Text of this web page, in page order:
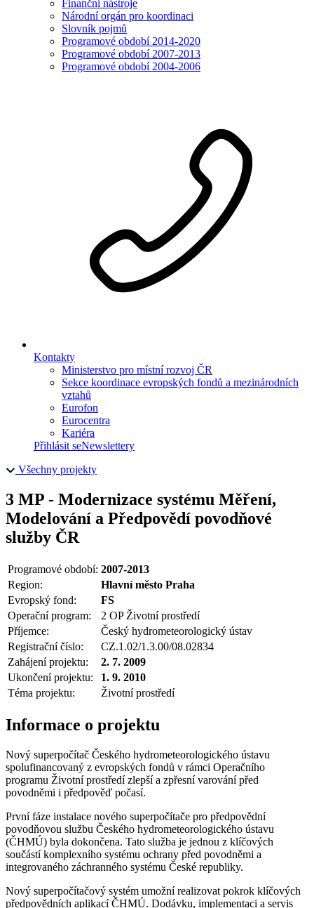
Finanční nástroje
Národní orgán pro koordinaci
Slovník pojmů
Programové období 2014-2020
Programové období 2007-2013
Programové období 2004-2006
Kontakty
Ministerstvo pro místní rozvoj ČR
Sekce koordinace evropských fondů a mezinárodních
vztahů
Eurofon
Eurocentra
Kariéra
Přihlásit seNewslettery
Všechny projekty
3 MP - Modernizace systému Měření,
Modelování a Předpovědí povodňové
služby ČR
Programové období: 2007-2013
Region:
Hlavní město Praha
Evropský fond:
FS
Operační program:
2 OP Životní prostředí
Příjemce:
Český hydrometeorologický ústav
Registrační číslo:
CZ.1.02/1.3.00/08.02834
Zahájení projektu:
2. 7. 2009
Ukončení projektu:
1. 9. 2010
Téma projektu:
Životní prostředí
Informace o projektu
Nový superpočítač Českého hydrometeorologického ústavu
spolufinancovaný z evropských fondů v rámci Operačního
programu Životní prostředí zlepší a zpřesní varování před
povodněmi i předpověď počasí.
První fáze instalace nového superpočítače pro předpovědní
povodňovou službu Českého hydrometeorologického ústavu
(ČHMÚ) byla dokončena. Tato služba je jednou z klíčových
součástí komplexního systému ochrany před povodněmi a
integrovaného záchranného systému České republiky.
Nový superpočítačový systém umožní realizovat pokrok klíčových
předpovědních aplikací ČHMÚ. Dodávku, implementaci a servis